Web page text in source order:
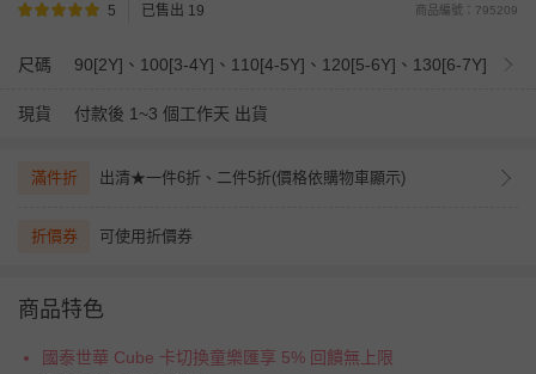
5 已售出 19 商品編號：795209
尺碼 90[2Y]、100[3-4Y]、110[4-5Y]、120[5-6Y]、130[6-7Y]
現貨 付款後 1~3 個工作天 出貨
滿件折 出清★一件6折、二件5折(價格依購物車顯示)
折價券 可使用折價券
商品特色
國泰世華 Cube 卡切換童樂匯享 5% 回饋無上限